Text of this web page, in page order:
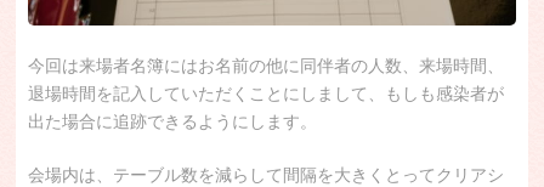
今回は来場者名簿にはお名前の他に同伴者の人数、来場時間、
退場時間を記入していただくことにしまして、もしも感染者が
出た場合に追跡できるようにします。
会場内は、テーブル数を減らして間隔を大きくとってクリアシ